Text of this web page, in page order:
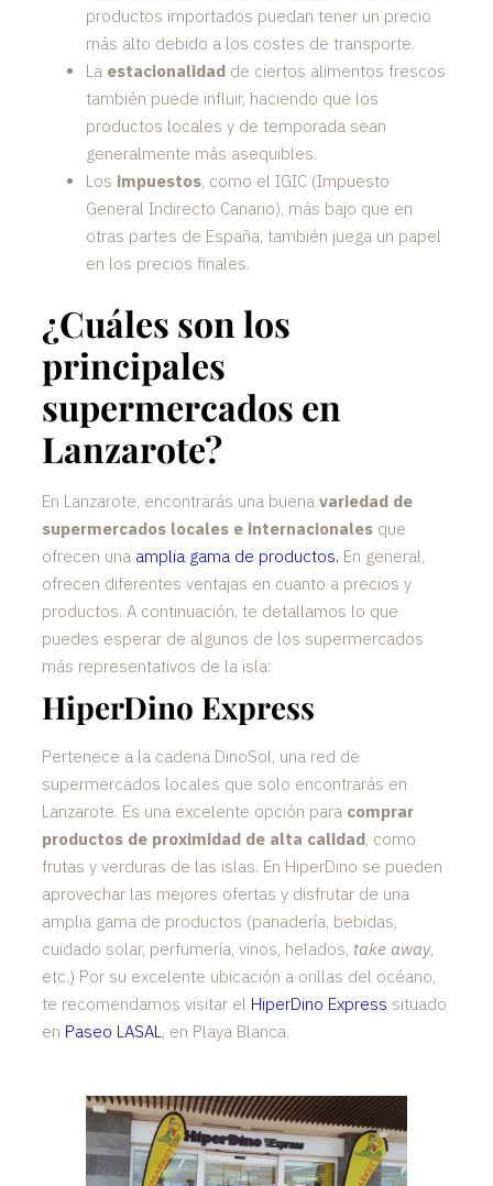
productos importados puedan tener un precio
más alto debido a los costes de transporte.
La estacionalidad de ciertos alimentos frescos
también puede influir, haciendo que los
productos locales y de temporada sean
generalmente más asequibles.
Los impuestos, como el IGIC (Impuesto
General Indirecto Canario), más bajo que en
otras partes de España, también juega un papel
en los precios finales.
¿Cuáles son los
principales
supermercados en
Lanzarote?
En Lanzarote, encontrarás una buena variedad de
supermercados locales e internacionales que
ofrecen una amplia gama de productos. En general,
ofrecen diferentes ventajas en cuanto a precios y
productos. A continuación, te detallamos lo que
puedes esperar de algunos de los supermercados
más representativos de la isla:
HiperDino Express
Pertenece a la cadena DinoSol, una red de
supermercados locales que solo encontrarás en
Lanzarote. Es una excelente opción para comprar
productos de proximidad de alta calidad, como
frutas y verduras de las islas. En HiperDino se pueden
aprovechar las mejores ofertas y disfrutar de una
amplia gama de productos (panadería, bebidas,
cuidado solar, perfumería, vinos, helados, take away,
etc.) Por su excelente ubicación a orillas del océano,
te recomendamos visitar el HiperDino Express situado
en Paseo LASAL, en Playa Blanca.